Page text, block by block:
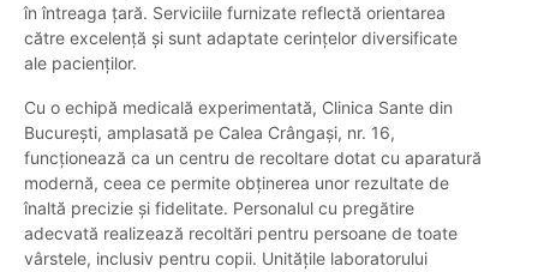
în întreaga țară. Serviciile furnizate reflectă orientarea
către excelență și sunt adaptate cerințelor diversificate
ale pacienților.
Cu o echipă medicală experimentată, Clinica Sante din
București, amplasată pe Calea Crângași, nr. 16,
funcționează ca un centru de recoltare dotat cu aparatură
modernă, ceea ce permite obținerea unor rezultate de
înaltă precizie și fidelitate. Personalul cu pregătire
adecvată realizează recoltări pentru persoane de toate
vârstele, inclusiv pentru copii. Unitățile laboratorului